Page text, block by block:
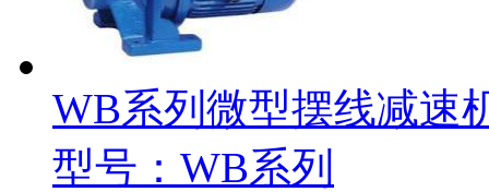
WB系列微型摆线减速
型号：WB系列